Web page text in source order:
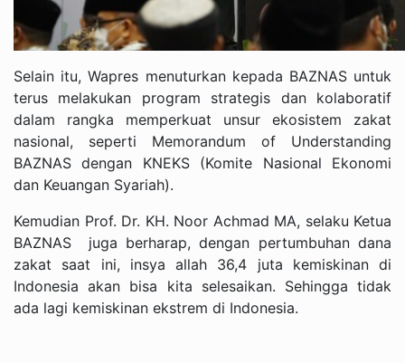
Selain itu, Wapres menuturkan kepada BAZNAS untuk
terus melakukan program strategis dan kolaboratif
dalam rangka memperkuat unsur ekosistem zakat
nasional, seperti Memorandum of Understanding
BAZNAS dengan KNEKS (Komite Nasional Ekonomi
dan Keuangan Syariah).
Kemudian Prof. Dr. KH. Noor Achmad MA, selaku Ketua
BAZNAS juga berharap, dengan pertumbuhan dana
zakat saat ini, insya allah 36,4 juta kemiskinan di
Indonesia akan bisa kita selesaikan. Sehingga tidak
ada lagi kemiskinan ekstrem di Indonesia.